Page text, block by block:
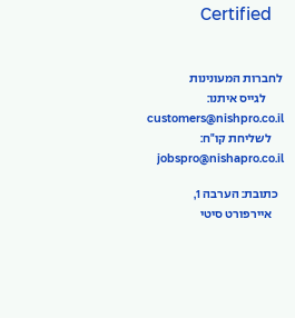
Certified
לחברות המעונינות
לגייס איתנו:
customers@nishpro.co.il
לשליחת קו"ח:
jobspro@nishapro.co.il
כתובת: הערבה 1,
איירפורט סיטי